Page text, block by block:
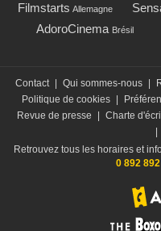
Filmstarts Allemagne
AdoroCinema Brésil
Contact Qui sommes-nous
Politique de cookies
Revue de presse
Charte
Retrouvez tous les horaires et
0 892